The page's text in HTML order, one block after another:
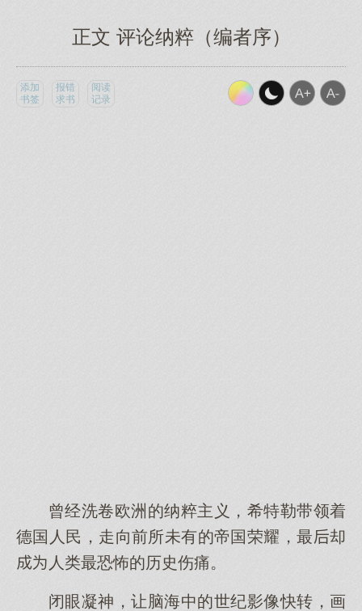
正文 评论纳粹（编者序）
添加
书签
报错
求书
阅读
记录
曾经洗卷欧洲的纳粹主义，希特勒带领着
德国人民，走向前所未有的帝国荣耀，最却
人类最恐怖的历史伤痛。
闭眼凝神，让脑海中的世纪影像快转，画